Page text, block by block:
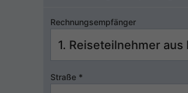
Rechnungsempfänger
Straße *